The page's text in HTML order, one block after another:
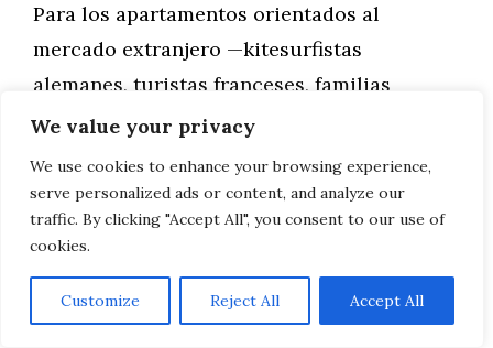
We value your privacy
We use cookies to enhance your browsing experience,
serve personalized ads or content, and analyze our
traffic. By clicking "Accept All", you consent to our use of
cookies.
Customize Reject All Accept All
Para los apartamentos orientados al
mercado extranjero —kitesurfistas
alemanes, turistas franceses, familias
británicas—, las campañas en Meta con
segmentación por país, idioma e intereses
permiten alcanzar a esos perfiles de forma
muy precisa. Un anuncio en alemán
un texto dirigido a kitesurfistas tiene una
tasa de conversión infinitamente superior a